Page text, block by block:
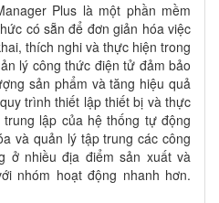
Plus là một phần mềm
có sẵn để đơn giản hóa việc
thích nghi và thực hiện trong
lý công thức điện tử đảm bảo
sản phẩm và tăng hiệu quả
trình thiết lập thiết bị và thực
lập của hệ thống tự động
và quản lý tập trung các công
ở nhiều địa điểm sản xuất và
nhóm hoạt động nhanh hơn.